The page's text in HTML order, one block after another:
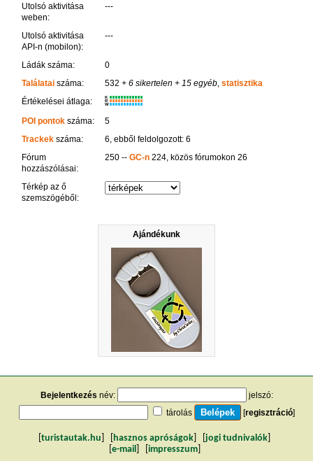
Ajándékunk
Utolsó aktivitása
weben:
---
Utolsó aktivitása
API-n (mobilon):
---
Ládák száma:
0
Találataiszáma: 532 + 6 sikertelen + 15 egyéb, statisztika
Értékelései átlaga:
K
R
W
POI pontokszáma:
5
Trackekszáma:
6, ebből feldolgozott: 6
Fórum
hozzászólásai:
250 -- GC-n224, közös fórumokon 26
Térkép az ő
szemszögéből:
Bejelentkezés név:
jelszó:
tárolás
[regisztráció]
turistautak.hu hasznos apróságok jogi tudnivalók
e-mail impresszum]